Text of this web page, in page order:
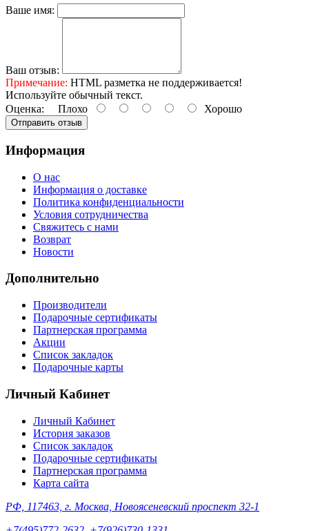
Ваше имя:
Ваш отзыв:
Примечание: HTML разметка не поддерживается!
Используйте обычный текст.
Оценка: Плохо Хорошо
Отправить отзыв
Информация
О нас
Информация о доставке
Политика конфиденциальности
Условия сотрудничества
Свяжитесь с нами
Возврат
Новости
Дополнительно
Производители
Подарочные сертификаты
Партнерская программа
Акции
Список закладок
Подарочные карты
Личный Кабинет
Личный Кабинет
История заказов
Список закладок
Подарочные сертификаты
Партнерская программа
Карта сайта
РФ, 117463, г. Москва, Новоясеневский проспект 32-1